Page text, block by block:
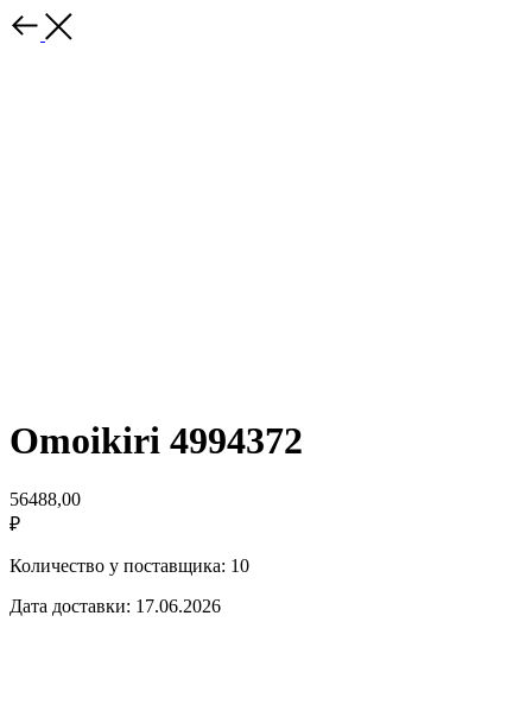
Omoikiri 4994372
56488,00
₽
Количество у поставщика: 10
Дата доставки: 17.06.2026